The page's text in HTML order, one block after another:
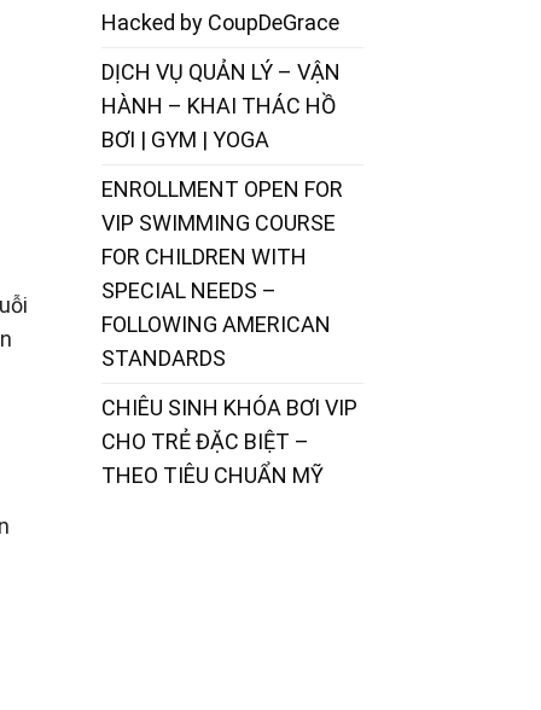
Hacked by CoupDeGrace
DỊCH VỤ QUẢN LÝ – VẬN
HÀNH – KHAI THÁC HỒ
BƠI | GYM | YOGA
ENROLLMENT OPEN FOR
VIP SWIMMING COURSE
FOR CHILDREN WITH
SPECIAL NEEDS –
FOLLOWING AMERICAN
STANDARDS
CHIÊU SINH KHÓA BƠI VIP
CHO TRẺ ĐẶC BIỆT –
THEO TIÊU CHUẨN MỸ